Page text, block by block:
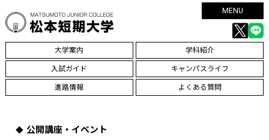
MENU
大学案内 学科紹介
入試ガイド キャンパスライフ
進路情報 よくある質問
公開講座・イベント